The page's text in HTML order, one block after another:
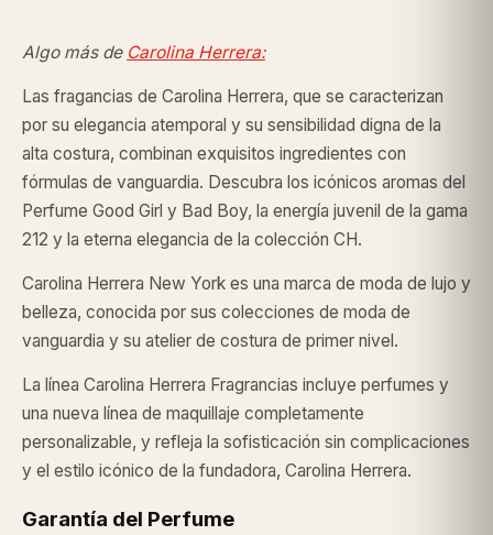
Algo más de Carolina Herrera:
Las fragancias de Carolina Herrera, que se caracterizan
por su elegancia atemporal y su sensibilidad digna de la
alta costura, combinan exquisitos ingredientes con
fórmulas de vanguardia. Descubra los icónicos aromas del
Perfume Good Girl y Bad Boy, la energía juvenil de la gama
212 y la eterna elegancia de la colección CH.
Carolina Herrera New York es una marca de moda de lujo y
belleza, conocida por sus colecciones de moda de
vanguardia y su atelier de costura de primer nivel.
La línea Carolina Herrera Fragrancias incluye perfumes y
una nueva línea de maquillaje completamente
personalizable, y refleja la sofisticación sin complicaciones
y el estilo icónico de la fundadora, Carolina Herrera.
Garantía del Perfume